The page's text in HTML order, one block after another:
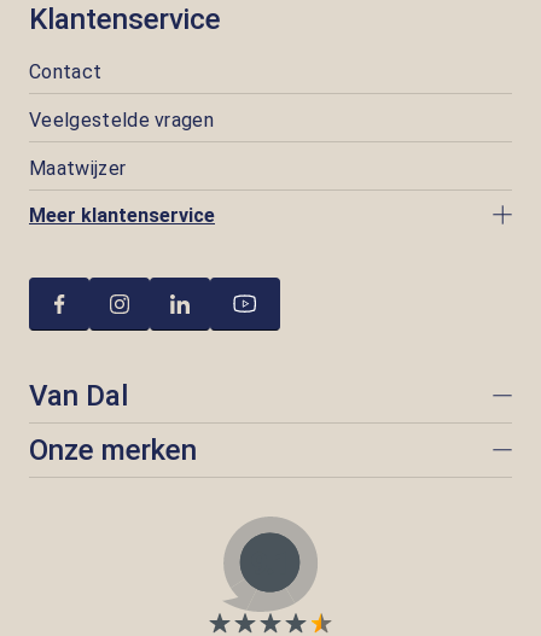
Klantenservice
Contact
Veelgestelde vragen
Maatwijzer
Meer klantenservice
Van Dal
Onze merken